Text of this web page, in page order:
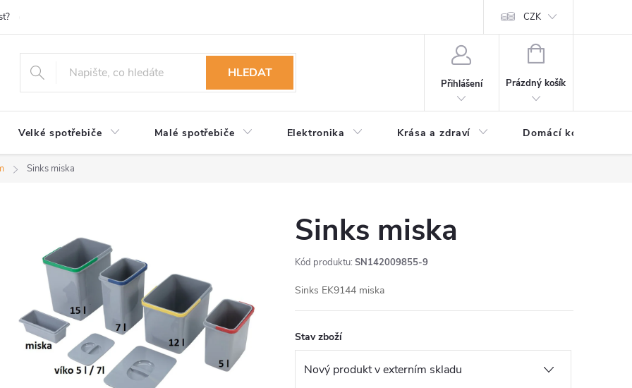
Prohlášení o ochraně osobních údajů
CZK
HLEDAT
Přihlášení
NÁKUPNÍ
Prázdný košík
Velké spotřebiče Malé spotřebiče Elektronika Krása a zdraví Domácí komfort
Sinks miska
Sinks miska
Kód produktu: SN142009855-9
Sinks EK9144 miska
Stav zboží